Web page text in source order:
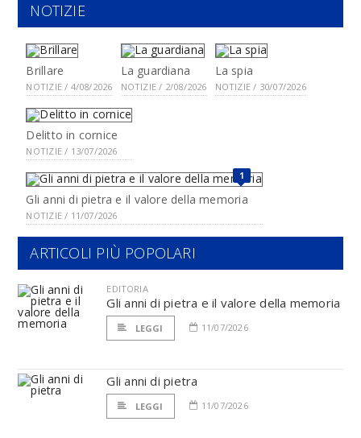
NOTIZIE
Brillare
NOTIZIE / 4/08/2026
La guardiana
NOTIZIE / 2/08/2026
La spia
NOTIZIE / 30/07/2026
Delitto in cornice
NOTIZIE / 13/07/2026
1
Gli anni di pietra e il valore della memoria
NOTIZIE / 11/07/2026
ARTICOLI PIÙ POPOLARI
EDITORIA
Gli anni di pietra e il valore della memoria
LEGGI 11/07/2026
Gli anni di pietra
LEGGI 11/07/2026